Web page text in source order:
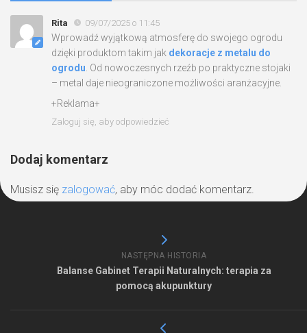
Rita 09/07/2025 o 11:45
Wprowadź wyjątkową atmosferę do swojego ogrodu
dzięki produktom takim jak dekoracje z metalu do
ogrodu . Od nowoczesnych rzeźb po praktyczne stojaki
– metal daje nieograniczone możliwości aranżacyjne.
+Reklama+
Zaloguj się, aby odpowiedzieć
Dodaj komentarz
Musisz się zalogować, aby móc dodać komentarz.
NASTĘPNA HISTORIA
Balanse Gabinet Terapii Naturalnych: terapia za
pomocą akupunktury